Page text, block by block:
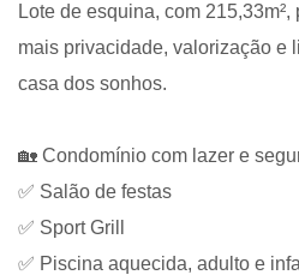
Lote de esquina, com
mais privacidade, valorização e
casa dos sonhos.
🏡 Condomínio com lazer e
✅ Salão de festas
✅ Sport Grill
✅ Piscina aquecida, adulto e